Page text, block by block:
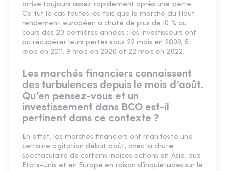
arrive toujours assez rapidement après une perte.
Ce fut le cas toutes les fois que le marché du Haut
rendement européen a chuté de plus de 10 % au
cours des 20 dernières années : les investisseurs ont
pu récupérer leurs pertes sous 22 mois en 2009, 5
mois en 2011, 9 mois en 2020 et 22 mois en 2022.
Les marchés financiers connaissent
des turbulences depuis le mois d’août.
Qu’en pensez-vous et un
investissement dans BCO est-il
pertinent dans ce contexte ?
En effet, les marchés financiers ont manifesté une
certaine agitation début août, avec la chute
spectaculaire de certains indices actions en Asie, aux
Etats-Unis et en Europe en raison d’inquiétudes sur le